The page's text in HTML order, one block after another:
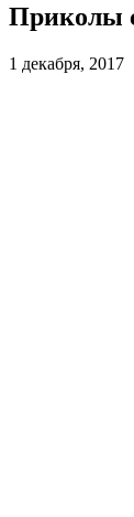
Приколы
1 декабря, 2017